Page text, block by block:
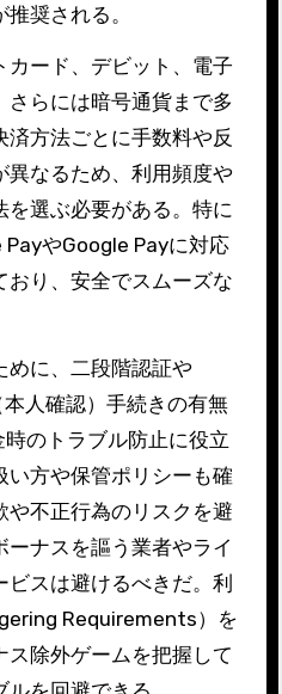
奨される。
ード、デビット、電子
さらには暗号通貨まで多
方法ごとに手数料や反
異なるため、利用頻度や
選ぶ必要がある。特に
やGoogle Payに対応
おり、安全でスムーズな
めに、二段階認証や
人確認）手続きの有無
のトラブル防止に役立
方や保管ポリシーも確
不正行為のリスクを避
ナスを謳う業者やライ
ビスは避けるべきだ。利
Requirements）を
除外ゲームを把握して